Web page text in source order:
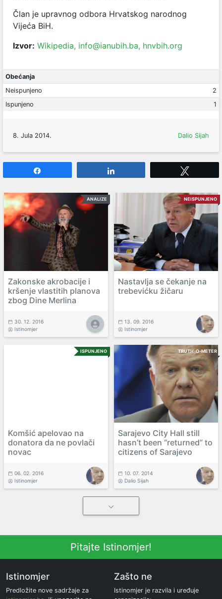
Član je upravnog odbora Hrvatskog narodnog
Vijeća BiH.
Izvor: Wikipedia, info@ianubih.ba, hnvbih.org
Obećanja
Neispunjeno
2
Ispunjeno
1
8. Jula 2014. Dalio Sijah
ANALIZE
Zakonske akrobacije i
kršenje vlastitih planova
zbog Dine Merlina
30. 12. 2016
Istinomjer
NEISPUNJENO
Nastavlja se čekanje na
trebevićku žičaru
13. 09. 2016
Istinomjer
ISPUNJENO
Komšić apelovao na
donatora da ne povlači
novac
06. 02. 2016
Istinomjer
TRUTH-O-METER
Sarajevo City Hall still
hasn’t been “returned” to
citizens of Sarajevo
10. 07. 2014
Dalio Sijah
Pitajte Istinomjer!
Istinomjer
Predložite nove sadržaje za
Zašto ne
Istinomjer je razvila i uređuje